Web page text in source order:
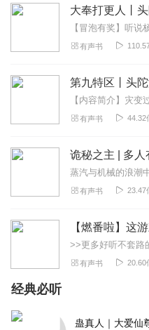
有声书
有声书 44.32
有声书 23.47
有声书 20.60
经典必听